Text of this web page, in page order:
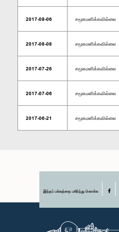
2017-09-06 சமூகமளிக்கவில்லை
2017-08-08 சமூகமளிக்கவில்லை
2017-07-26 சமூகமளிக்கவில்லை
2017-07-06 சமூகமளிக்கவில்லை
2017-06-21 சமூகமளிக்கவில்லை
இந்தப் பக்கத்தை பகிர்ந்து கொள்க